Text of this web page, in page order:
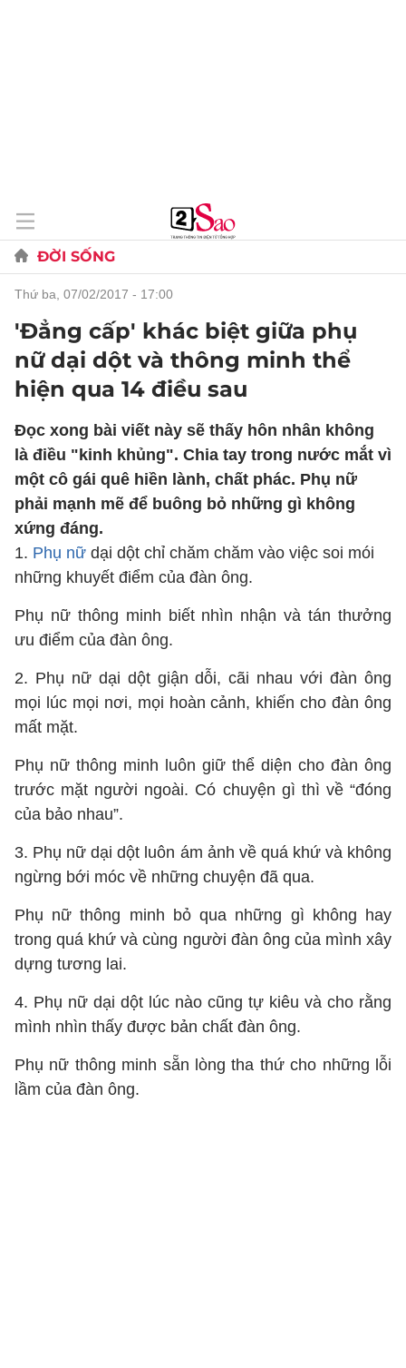
ĐỜI SỐNG
thứ ba, 07/02/2017 - 17:00
'Đẳng cấp' khác biệt giữa phụ
nữ dại dột và thông minh thể
hiện qua 14 điều sau
Đọc xong bài viết này sẽ thấy hôn nhân không
là điều "kinh khủng". Chia tay trong nước mắt vì
một cô gái quê hiền lành, chất phác. Phụ nữ
phải mạnh mẽ để buông bỏ những gì không
xứng đáng.
1. Phụ nữ dại dột chỉ chăm chăm vào việc soi mói
những khuyết điểm của đàn ông.
Phụ nữ thông minh biết nhìn nhận và tán thưởng
ưu điểm của đàn ông.
2. Phụ nữ dại dột giận dỗi, cãi nhau với đàn ông
mọi lúc mọi nơi, mọi hoàn cảnh, khiến cho đàn ông
mất mặt.
Phụ nữ thông minh luôn giữ thể diện cho đàn ông
trước mặt người ngoài. Có chuyện gì thì về “đóng
của bảo nhau”.
3. Phụ nữ dại dột luôn ám ảnh về quá khứ và không
ngừng bới móc về những chuyện đã qua.
Phụ nữ thông minh bỏ qua những gì không hay
trong quá khứ và cùng người đàn ông của mình xây
dựng tương lai.
4. Phụ nữ dại dột lúc nào cũng tự kiêu và cho rằng
mình nhìn thấy được bản chất đàn ông.
Phụ nữ thông minh sẵn lòng tha thứ cho những lỗi
lầm của đàn ông.